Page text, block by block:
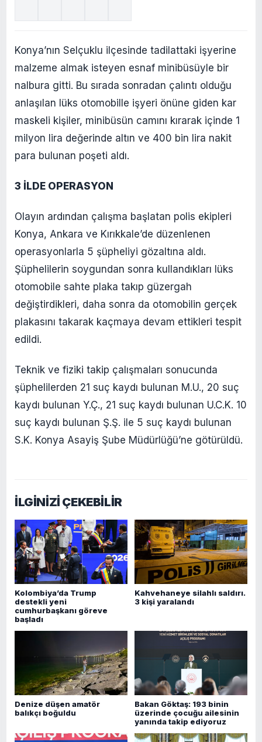
Konya’nın Selçuklu ilçesinde tadilattaki işyerine
malzeme almak isteyen esnaf minibüsüyle bir
nalbura gitti. Bu sırada sonradan çalıntı olduğu
anlaşılan lüks otomobille işyeri önüne giden kar
maskeli kişiler, minibüsün camını kırarak içinde 1
milyon lira değerinde altın ve 400 bin lira nakit
para bulunan poşeti aldı.
3 İLDE OPERASYON
Olayın ardından çalışma başlatan polis ekipleri
Konya, Ankara ve Kırıkkale’de düzenlenen
operasyonlarla 5 şüpheliyi gözaltına aldı.
Şüphelilerin soygundan sonra kullandıkları lüks
otomobile sahte plaka takıp güzergah
değiştirdikleri, daha sonra da otomobilin gerçek
plakasını takarak kaçmaya devam ettikleri tespit
edildi.
Teknik ve fiziki takip çalışmaları sonucunda
şüphelilerden 21 suç kaydı bulunan M.U., 20 suç
kaydı bulunan Y.Ç., 21 suç kaydı bulunan U.C.K. 10
suç kaydı bulunan Ş.Ş. ile 5 suç kaydı bulunan
S.K. Konya Asayiş Şube Müdürlüğü’ne götürüldü.
İLGİNİZİ ÇEKEBİLİR
Kolombiya’da Trump
destekli yeni
cumhurbaşkanı göreve
başladı
Kahvehaneye silahlı saldırı.
3 kişi yaralandı
Denize düşen amatör
balıkçı boğuldu
Bakan Göktaş: 193 binin
üzerinde çocuğu ailesinin
yanında takip ediyoruz